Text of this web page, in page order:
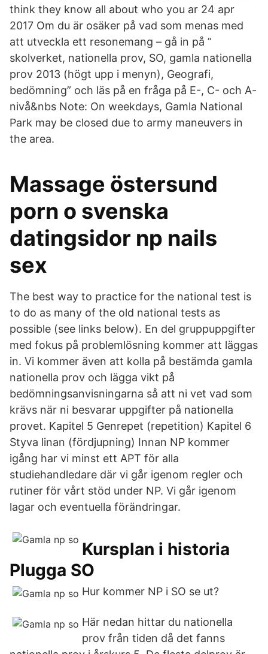
think they know all about who you ar 24 apr
2017 Om du är osäker på vad som menas med
att utveckla ett resonemang – gå in på ”
skolverket, nationella prov, SO, gamla nationella
prov 2013 (högt upp i menyn), Geografi,
bedömning” och läs på en fråga på E-, C- och A-
nivå&nbs Note: On weekdays, Gamla National
Park may be closed due to army maneuvers in
the area.
Massage östersund
porn o svenska
datingsidor np nails
sex
The best way to practice for the national test is
to do as many of the old national tests as
possible (see links below). En del gruppuppgifter
med fokus på problemlösning kommer att läggas
in. Vi kommer även att kolla på bestämda gamla
nationella prov och lägga vikt på
bedömningsanvisningarna så att ni vet vad som
krävs när ni besvarar uppgifter på nationella
provet. Kapitel 5 Genrepet (repetition) Kapitel 6
Styva linan (fördjupning) Innan NP kommer
igång har vi minst ett APT för alla
studiehandledare där vi går igenom regler och
rutiner för vårt stöd under NP. Vi går igenom
lagar och eventuella förändringar.
Kursplan i historia
Plugga SO
Hur kommer NP i SO se ut?
Här nedan hittar du nationella
prov från tiden då det fanns